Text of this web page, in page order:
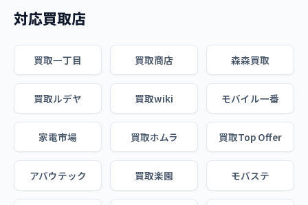
対応買取店
買取一丁目 買取商店 森森買取
買取ルデヤ 買取wiki モバイル一番
家電市場 買取ホムラ 買取Top Offer
アバウテック 買取楽園 モバステ